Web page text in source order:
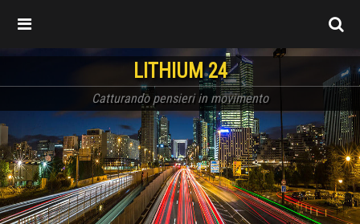
LITHIUM 24
Catturando pensieri in movimento